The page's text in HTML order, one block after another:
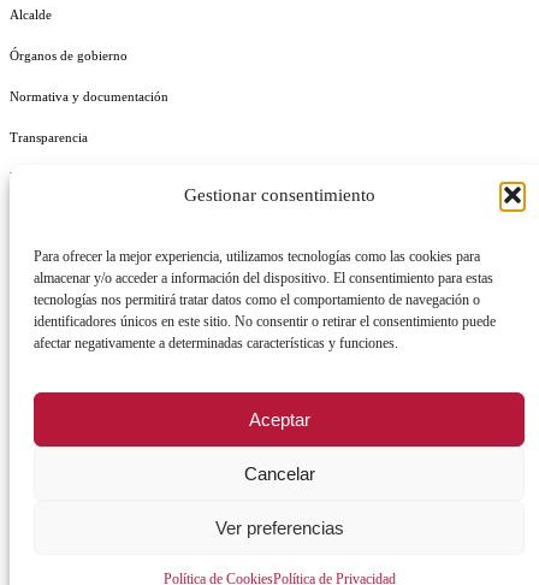
Gestionar consentimiento
Para ofrecer la mejor experiencia, utilizamos tecnologías como las cookies para
almacenar y/o acceder a información del dispositivo. El consentimiento para estas
tecnologías nos permitirá tratar datos como el comportamiento de navegación o
identificadores únicos en este sitio. No consentir o retirar el consentimiento puede
afectar negativamente a determinadas características y funciones.
Aceptar
Cancelar
Ver preferencias
Política de CookiesPolítica de Privacidad
Alcalde
Órganos de gobierno
Normativa y documentación
Transparencia
Perfil del contratante
Identidad Corporativa
AVISO LEGAL
POLÍTICA DE SEGURIDAD